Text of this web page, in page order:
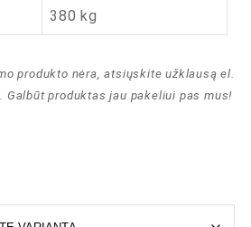
380 kg
produkto nėra, atsiųskite užklausą el.
. Galbūt produktas jau pakeliui pas mus!